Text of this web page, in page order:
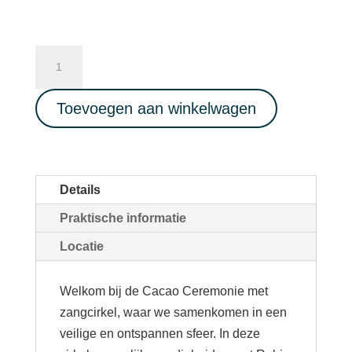
-
Cacao
stembevrijding
24/05/2026
aantal
Toevoegen aan winkelwagen
Details
Praktische informatie
Locatie
Welkom bij de Cacao Ceremonie met
zangcirkel, waar we samenkomen in een
veilige en ontspannen sfeer. In deze